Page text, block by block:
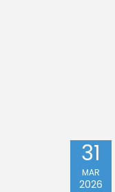
31
MAR
2026